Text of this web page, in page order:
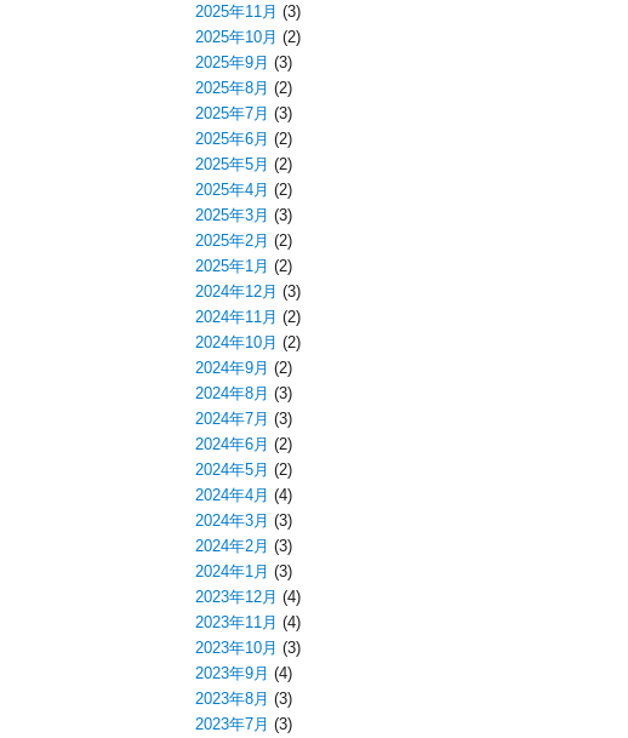
2025年11月 (3)
2025年10月 (2)
2025年9月 (3)
2025年8月 (2)
2025年7月 (3)
2025年6月 (2)
2025年5月 (2)
2025年4月 (2)
2025年3月 (3)
2025年2月 (2)
2025年1月 (2)
2024年12月 (3)
2024年11月 (2)
2024年10月 (2)
2024年9月 (2)
2024年8月 (3)
2024年7月 (3)
2024年6月 (2)
2024年5月 (2)
2024年4月 (4)
2024年3月 (3)
2024年2月 (3)
2024年1月 (3)
2023年12月 (4)
2023年11月 (4)
2023年10月 (3)
2023年9月 (4)
2023年8月 (3)
2023年7月 (3)